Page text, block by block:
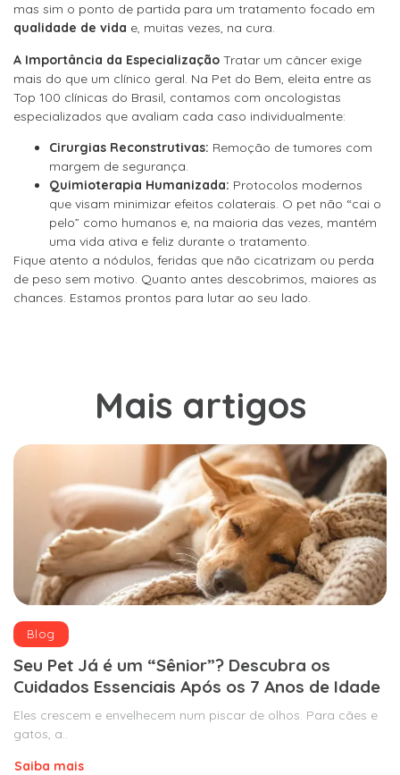
mas sim o ponto de partida para um tratamento focado em
qualidade de vida e, muitas vezes, na cura.
A Importância da Especialização Tratar um câncer exige
mais do que um clínico geral. Na Pet do Bem, eleita entre as
Top 100 clínicas do Brasil, contamos com oncologistas
especializados que avaliam cada caso individualmente:
Cirurgias Reconstrutivas: Remoção de tumores com
margem de segurança.
Quimioterapia Humanizada: Protocolos modernos
que visam minimizar efeitos colaterais. O pet não “cai o
pelo” como humanos e, na maioria das vezes, mantém
uma vida ativa e feliz durante o tratamento.
Fique atento a nódulos, feridas que não cicatrizam ou perda
de peso sem motivo. Quanto antes descobrimos, maiores as
chances. Estamos prontos para lutar ao seu lado.
Mais artigos
Blog
Seu Pet Já é um “Sênior”? Descubra os
Cuidados Essenciais Após os 7 Anos de Idade
Eles crescem e envelhecem num piscar de olhos. Para cães e
gatos, a..
Saiba mais